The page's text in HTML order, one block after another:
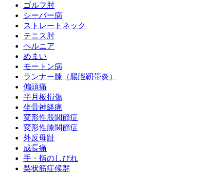
ゴルフ肘
シーバー病
ストレートネック
テニス肘
ヘルニア
めまい
モートン病
ランナー膝（腸脛靭帯炎）
偏頭痛
半月板損傷
坐骨神経痛
変形性股関節症
変形性膝関節症
外反母趾
成長痛
手・指のしびれ
梨状筋症候群